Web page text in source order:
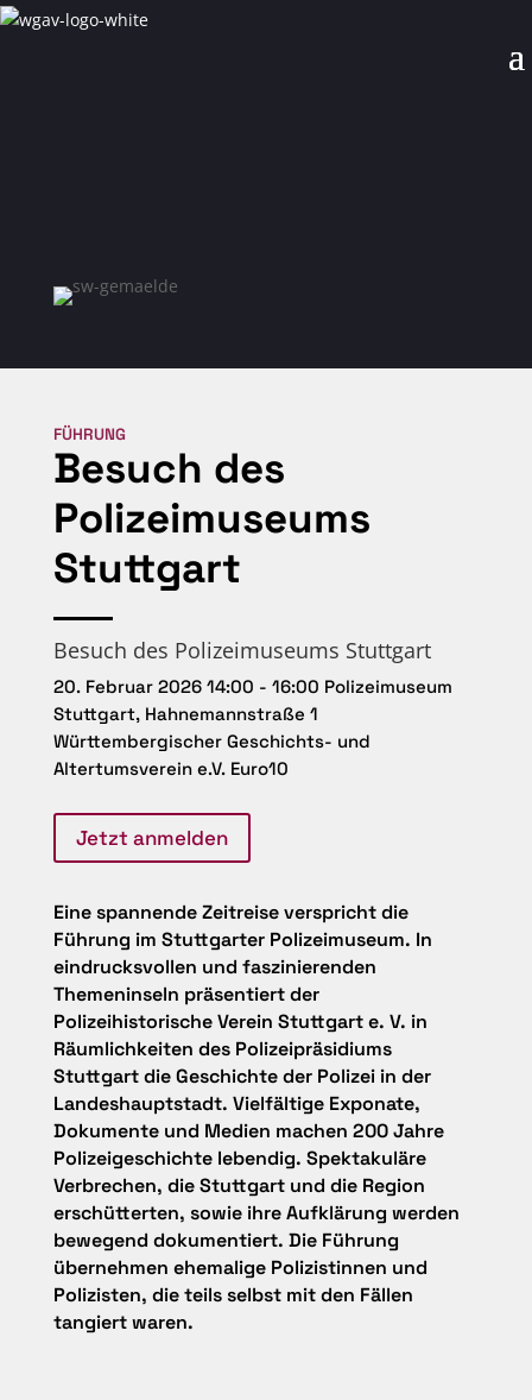
FÜHRUNG
Besuch des
Polizeimuseums
Stuttgart
Besuch des Polizeimuseums Stuttgart
20. Februar 2026 14:00 - 16:00 Polizeimuseum
Stuttgart, Hahnemannstraße 1
Württembergischer Geschichts- und
Altertumsverein e.V. Euro10
Jetzt anmelden
Eine spannende Zeitreise verspricht die
Führung im Stuttgarter Polizeimuseum. In
eindrucksvollen und faszinierenden
Themeninseln präsentiert der
Polizeihistorische Verein Stuttgart e. V. in
Räumlichkeiten des Polizeipräsidiums
Stuttgart die Geschichte der Polizei in der
Landeshauptstadt. Vielfältige Exponate,
Dokumente und Medien machen 200 Jahre
Polizeigeschichte lebendig. Spektakuläre
Verbrechen, die Stuttgart und die Region
erschütterten, sowie ihre Aufklärung werden
bewegend dokumentiert. Die Führung
übernehmen ehemalige Polizistinnen und
Polizisten, die teils selbst mit den Fällen
tangiert waren.